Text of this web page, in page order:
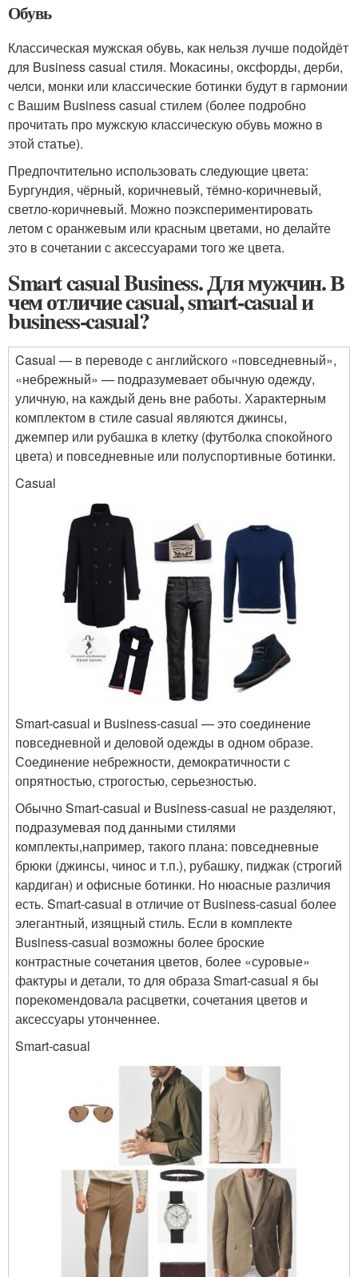
Обувь
Классическая мужская обувь, как нельзя лучше подойдёт
для Business casual стиля. Мокасины, оксфорды, дерби,
челси, монки или классические ботинки будут в гармонии
с Вашим Business casual стилем (более подробно
прочитать про мужскую классическую обувь можно в
этой статье).
Предпочтительно использовать следующие цвета:
Бургундия, чёрный, коричневый, тёмно-коричневый,
светло-коричневый. Можно поэкспериментировать
летом с оранжевым или красным цветами, но делайте
это в сочетании с аксессуарами того же цвета.
Smart casual Business. Для мужчин. В
чем отличие casual, smart-casual и
business-casual?
Casual — в переводе с английского «повседневный»,
«небрежный» — подразумевает обычную одежду,
уличную, на каждый день вне работы. Характерным
комплектом в стиле casual являются джинсы,
джемпер или рубашка в клетку (футболка спокойного
цвета) и повседневные или полуспортивные ботинки.
Casual
Smart-casual и Business-casual — это соединение
повседневной и деловой одежды в одном образе.
Соединение небрежности, демократичности с
опрятностью, строгостью, серьезностью.
Обычно Smart-casual и Business-casual не разделяют,
подразумевая под данными стилями
комплекты,например, такого плана: повседневные
брюки (джинсы, чинос и т.п.), рубашку, пиджак (строгий
кардиган) и офисные ботинки. Но нюасные различия
есть. Smart-casual в отличие от Business-casual более
элегантный, изящный стиль. Если в комплекте
Business-casual возможны более броские
контрастные сочетания цветов, более «суровые»
фактуры и детали, то для образа Smart-casual я бы
порекомендовала расцветки, сочетания цветов и
аксессуары утонченнее.
Smart-casual